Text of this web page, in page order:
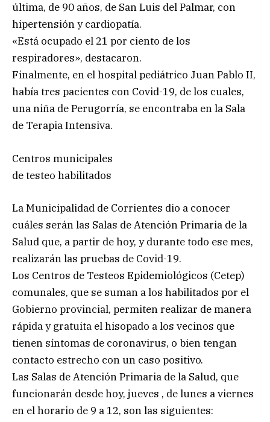
última, de 90 años, de San Luis del Palmar, con
hipertensión y cardiopatía.
«Está ocupado el 21 por ciento de los
respiradores», destacaron.
Finalmente, en el hospital pediátrico Juan Pablo II,
había tres pacientes con Covid-19, de los cuales,
una niña de Perugorría, se encontraba en la Sala
de Terapia Intensiva.
Centros municipales
de testeo habilitados
La Municipalidad de Corrientes dio a conocer
cuáles serán las Salas de Atención Primaria de la
Salud que, a partir de hoy, y durante todo ese mes,
realizarán las pruebas de Covid-19.
Los Centros de Testeos Epidemiológicos (Cetep)
comunales, que se suman a los habilitados por el
Gobierno provincial, permiten realizar de manera
rápida y gratuita el hisopado a los vecinos que
tienen síntomas de coronavirus, o bien tengan
contacto estrecho con un caso positivo.
Las Salas de Atención Primaria de la Salud, que
funcionarán desde hoy, jueves , de lunes a viernes
en el horario de 9 a 12, son las siguientes: